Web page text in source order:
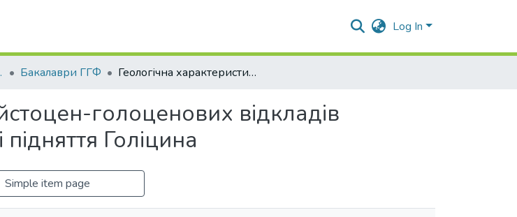
Log In
Бакалаври ГГФ Геологічна характеристика плейстоцен-голоценових відкладів Чорного моря в західній частині підняття Голіцина
голоценових відкладів
Голіцина
Simple item page